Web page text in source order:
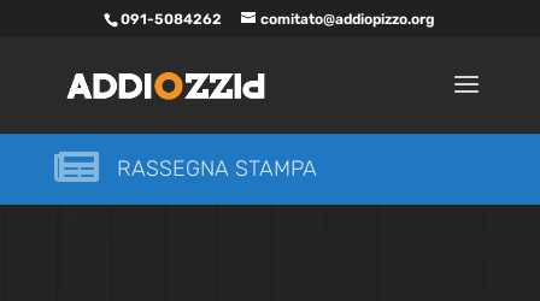
091-5084262 comitato@addiopizzo.org
 RASSEGNA STAMPA